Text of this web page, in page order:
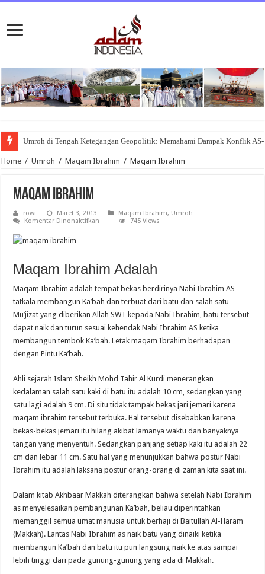
Umroh di Tengah Ketegangan Geopolitik: Memahami Dampak Konflik
Home / Umroh / Maqam Ibrahim / Maqam Ibrahim
Maqam Ibrahim
rowi Maret 3, 2013 Maqam Ibrahim, Umroh
Komentar Dinonaktifkan
745 Views
Maqam Ibrahim Adalah
Maqam Ibrahim adalah tempat bekas berdirinya Nabi Ibrahim AS
tatkala membangun Ka’bah dan terbuat dari batu dan salah satu
Mu’jizat yang diberikan Allah SWT kepada Nabi Ibrahim, batu tersebut
dapat naik dan turun sesuai kehendak Nabi Ibrahim AS ketika
membangun tembok Ka’bah. Letak maqam Ibrahim berhadapan
dengan Pintu Ka’bah.
Ahli sejarah Islam Sheikh Mohd Tahir Al Kurdi menerangkan
kedalaman salah satu kaki di batu itu adalah 10 cm, sedangkan yang
satu lagi adalah 9 cm. Di situ tidak tampak bekas jari jemari karena
maqam ibrahim tersebut terbuka. Hal tersebut disebabkan karena
bekas-bekas jemari itu hilang akibat lamanya waktu dan banyaknya
tangan yang menyentuh. Sedangkan panjang setiap kaki itu adalah 22
cm dan lebar 11 cm. Satu hal yang menunjukkan bahwa postur Nabi
Ibrahim itu adalah laksana postur orang-orang di zaman kita saat ini.
Dalam kitab Akhbaar Makkah diterangkan bahwa setelah Nabi Ibrahim
as menyelesaikan pembangunan Ka’bah, beliau diperintahkan
memanggil semua umat manusia untuk berhaji di Baitullah Al-Haram
(Makkah). Lantas Nabi Ibrahim as naik batu yang dinaiki ketika
membangun Ka’bah dan batu itu pun langsung naik ke atas sampai
lebih tinggi dari pada gunung-gunung yang ada di Makkah.